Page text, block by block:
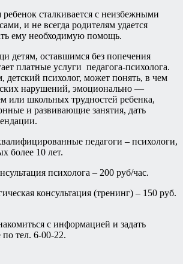
сталкивается с неизбежными
и не всегда родителям удается
ему необходимую помощь.
оставшимся без попечения
платные услуги педагога-психолога.
детский психолог, может понять, в чем
нарушений, эмоционально —
или школьных трудностей ребенка,
и развивающие занятия, дать
педагоги – психологи,
более 10 лет.
психолога – 200 руб/час.
консультация (тренинг) – 150 руб.
с информацией и задать
тел. 6-00-22.